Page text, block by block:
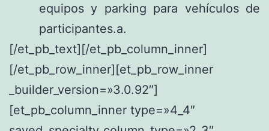
equipos y parking para vehículos de
participantes.a.
[/et_pb_text][/et_pb_column_inner]
[/et_pb_row_inner][et_pb_row_inner
_builder_version=»3.0.92″]
[et_pb_column_inner type=»4_4″